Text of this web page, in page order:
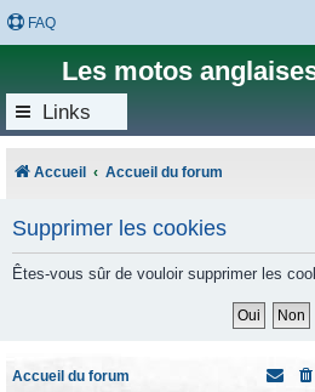
FAQ
Les motos
Links
Accueil Accueil du forum
Supprimer les cookies
Êtes-vous sûr de vouloir supprimer les
Accueil du forum